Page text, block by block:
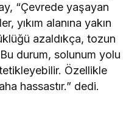
“Çevrede yaşayan
yıkım alanına yakın
azaldıkça, tozun
durum, solunum yolu
Özellikle
hassastır.” dedi.